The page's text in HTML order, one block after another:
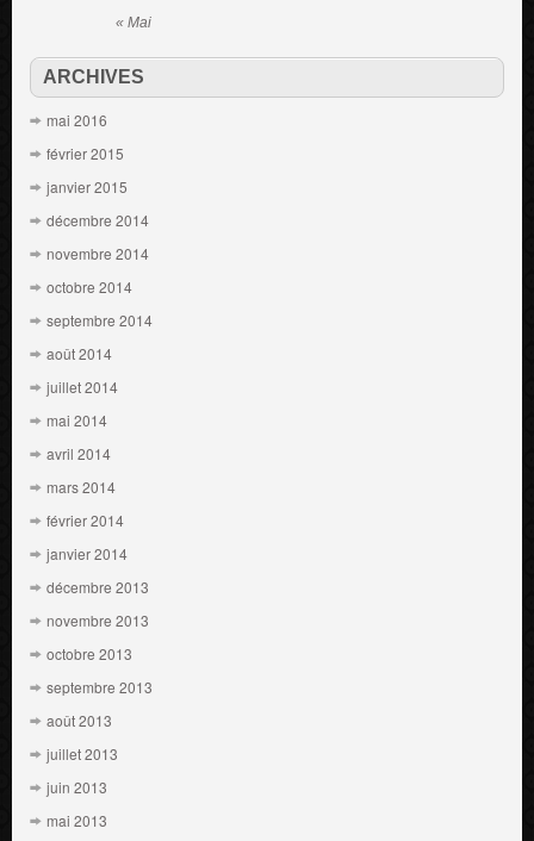
« Mai
ARCHIVES
mai 2016
février 2015
janvier 2015
décembre 2014
novembre 2014
octobre 2014
septembre 2014
août 2014
juillet 2014
mai 2014
avril 2014
mars 2014
février 2014
janvier 2014
décembre 2013
novembre 2013
octobre 2013
septembre 2013
août 2013
juillet 2013
juin 2013
mai 2013